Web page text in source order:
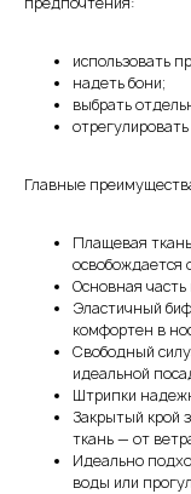
использовать
надеть бони;
выбрать
Главные
Плащевая
освобождается
Основная
Эластичный
комфортен в
Свободный
идеальной
Штрипки
Закрытый крой
ткань — от
Идеально
воды или